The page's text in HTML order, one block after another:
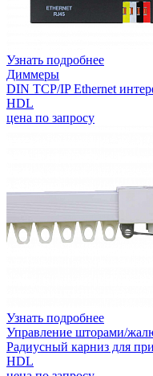
Узнать подробнее
Диммеры
DIN TCP/IP Ethernet
HDL
цена по запросу
Узнать подробнее
Управление шторами/
Радиусный карниз для
HDL